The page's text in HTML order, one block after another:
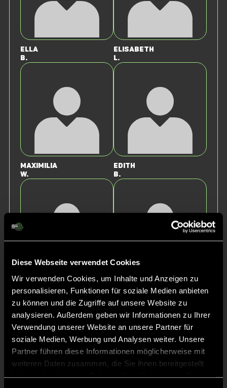
Diese Webseite verwendet Cookies
Wir verwenden Cookies, um Inhalte und Anzeigen zu
personalisieren, Funktionen für soziale Medien anbieten
zu können und die Zugriffe auf unsere Website zu
analysieren. Außerdem geben wir Informationen zu Ihrer
Verwendung unserer Website an unsere Partner für
soziale Medien, Werbung und Analysen weiter. Unsere
Partner führen diese Informationen möglicherweise mit
weiteren Daten zusammen, die Sie ihnen bereitgestellt
Ella
B.
Elisabeth
L.
Maximilia
W.
Edith
B.
Annemarie
W.
Stella
M.